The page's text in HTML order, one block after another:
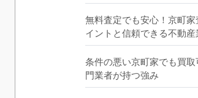
無料査定でも安心！京町家
イントと信頼できる不動産
条件の悪い京町家でも買取
門業者が持つ強み